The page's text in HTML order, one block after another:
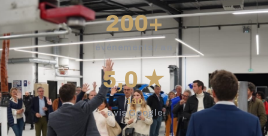
200+
événements / an
5,0 ★
130
avis Google